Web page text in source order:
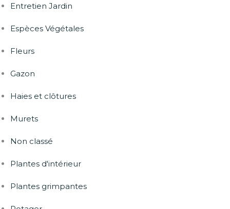
Entretien Jardin
Espèces Végétales
Fleurs
Gazon
Haies et clôtures
Murets
Non classé
Plantes d'intérieur
Plantes grimpantes